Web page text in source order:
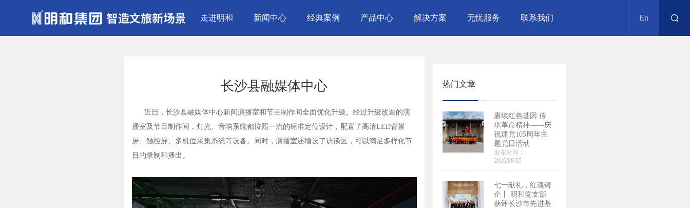
走进明和 新闻中心 经典案例 产品中心 解决方案 无忧服务 联系我们 En
长沙县融媒体中心
近日，长沙县融媒体中心新闻演播室和节目制作间全面优化升级。经过升级改造的演
播室及节目制作间，灯光、音响系统都按照一流的标准定位设计，配置了高清LED背景
屏、触控屏、多机位采集系统等设备。同时，演播室还增设了访谈区，可以满足多样化节
目的录制和播出。
热门文章
赓续红色基因 传
承革命精神——庆
祝建党105周年主
题党日活动
发布时间：
2026/08/05
七一献礼，红魂铸
企丨 明和党支部
获评长沙市先进基